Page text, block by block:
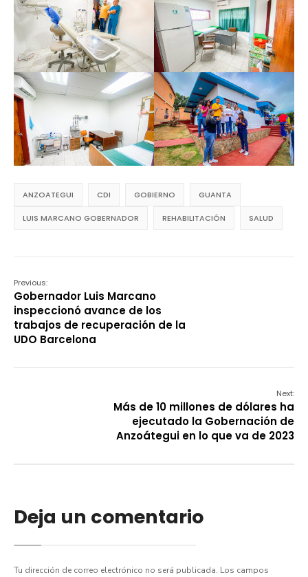
ANZOATEGUI CDI GOBIERNO GUANTA
LUIS MARCANO GOBERNADOR REHABILITACIÓN SALUD
Previous:
Gobernador Luis Marcano
inspeccionó avance de los
trabajos de recuperación de la
UDO Barcelona
Next:
Más de 10 millones de dólares ha
ejecutado la Gobernación de
Anzoátegui en lo que va de 2023
Deja un comentario
Tu dirección de correo electrónico no será publicada. Los campos